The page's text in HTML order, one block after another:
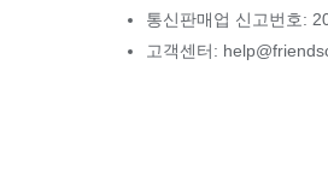
통신판매업 신고번호:
고객센터: